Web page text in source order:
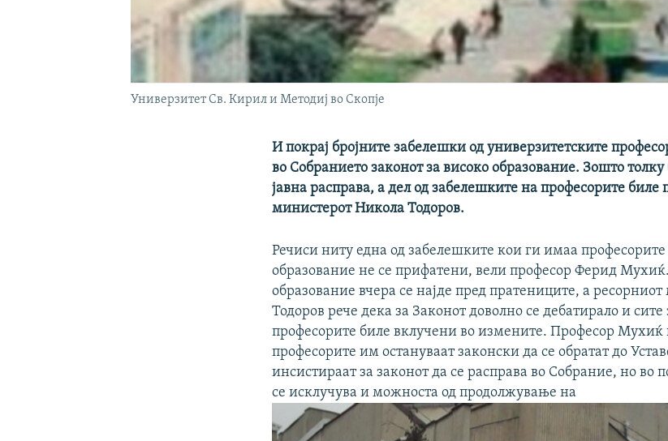
Универзитет Св. Кирил и Методиј во Скопје
И покрај бројните забелешки од универзитетските
во Собранието законот за високо образование. Зошто
јавна расправа, а дел од забелешките на професорите
министерот Никола Тодоров.
Речиси ниту една од забелешките кои ги имаа професорите
образование не се прифатени, вели професор Ферид
образование вчера се најде пред пратениците, а
Тодоров рече дека за Законот доволно се дебатирало и
професорите биле вклучени во измените. Професор Мухиќ
професорите им остануваат законски да се обратат до
инсистираат за законот да се расправа во Собрание, но во
се исклучува и можноста од продолжување на